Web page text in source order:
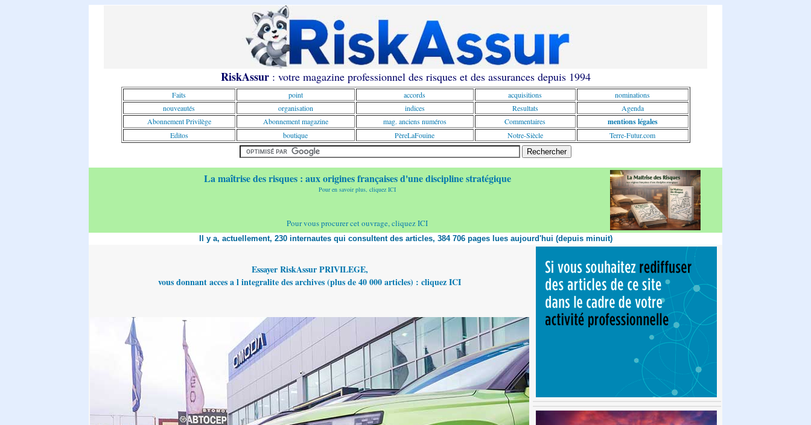
RiskAssur: votre magazine professionnel des risques et des assurances depuis 1994
Faits point accords acquisitions
nominations
nouveautés
organisation indices Resultats
Agenda
Abonnement Privilège
Abonnement magazine mag. anciens numéros Commentaires mentions légales
Editos boutique PèreLaFouine Notre-Siècle Terre-Futur.com
La maîtrise des risques : aux origines françaises d'une discipline stratégique
Pour en savoir plus, cliquez ICI
Pour vous procurer cet ouvrage, cliquez ICI
Il y a, actuellement, 230 internautes qui consultent des articles, 384 706 pages lues aujourd'hui (depuis minuit)
Essayer RiskAssur PRIVILEGE,
vous donnant acces a l integralite des archives (plus de 40 000 articles) : cliquez ICI